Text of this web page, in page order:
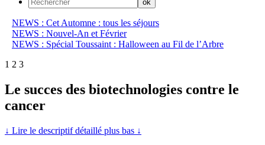
NEWS : Cet Automne : tous les séjours
NEWS : Nouvel-An et Février
NEWS : Spécial Toussaint : Halloween au Fil de l’Arbre
1 2 3
Le succes des biotechnologies contre le
cancer
↓ Lire le descriptif détaillé plus bas ↓